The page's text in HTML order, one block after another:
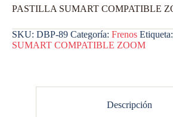
PASTILLA SUMART COMPATIBLE
SKU: DBP-89 Categoría: Frenos Etiqueta:
SUMART COMPATIBLE ZOOM
Descripción